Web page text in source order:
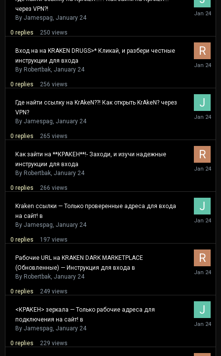
через VPN?!
By Jamespag January 24
0 replies 250 views
January
24
Вход на на KRAKEN DRUGS>* Кликай, и разбери честные
инструкции для входа
By Robertbak January 24
0 replies 256 views
January
24
Где найти ссылку на KrAkeN??! Как открыть KrAkeN? через
VPN?
By Jamespag January 24
0 replies 265 views
January
24
Как зайти на **КРАКЕН**!- Заходи, и изучи надежные
инструкции для входа
By Robertbak January 24
0 replies 266 views
January
24
Kraken ссылки — Только проверенные адреса для входа
на сайт! в
By Jamespag January 24
0 replies 197 views
January
24
Рабочие URL на KRAKEN DARK MARKETPLACE
(Обновленные) — Инструкция для входа в
By Robertbak January 24
0 replies 249 views
January
24
<КРАКЕН> зеркала — Только рабочие адреса для
подключения на сайт! в
By Jamespag January 24
0 replies 229 views
January
24